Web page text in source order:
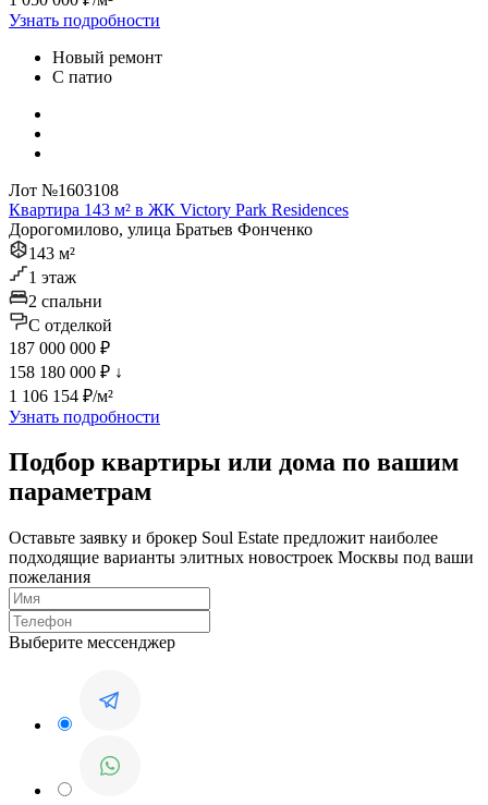
Узнать подробности
Новый ремонт
С патио
Лот №1603108
Квартира 143 м² в ЖК Victory Park Residences
Дорогомилово, улица Братьев Фонченко
143 м²
1 этаж
2 спальни
C отделкой
187 000 000 ₽
158 180 000 ₽ ↓
1 106 154 ₽/м²
Узнать подробности
Подбор квартиры или дома по вашим
параметрам
Оставьте заявку и брокер Soul Estate предложит наиболее
подходящие варианты элитных новостроек Москвы под ваши
пожелания
Выберите мессенджер